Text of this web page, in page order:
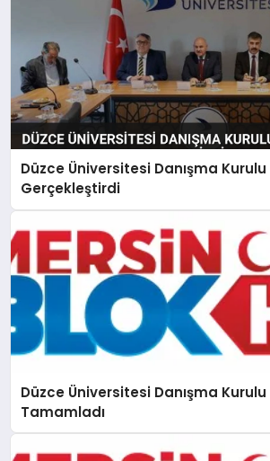
Düzce Üniversitesi Danışma Kurulu
Gerçekleştirdi
Düzce Üniversitesi Danışma Kurulu
Tamamladı